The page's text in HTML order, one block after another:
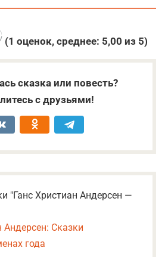
(1 оценок, среднее: 5,00 из 5)
сказка или повесть?
с друзьями!
"Ганс Христиан Андерсен —
Андерсен: Сказки
года